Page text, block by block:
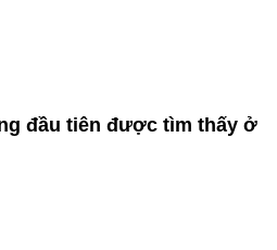
đầu tiên được tìm thấy ở